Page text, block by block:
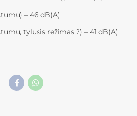
– 46 dB(A)
tylusis režimas 2) – 41 dB(A)